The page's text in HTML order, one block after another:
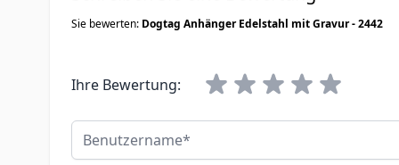
Sie bewerten: Dogtag Anhänger Edelstahl mit Gravur - 2442
Ihre Bewertung:
Benutzername